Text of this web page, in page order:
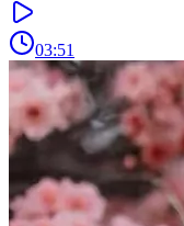
03:51